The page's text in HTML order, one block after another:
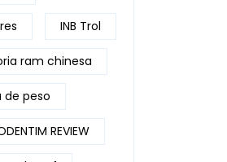
INB Trol
ram chinesa
de peso
REVIEW